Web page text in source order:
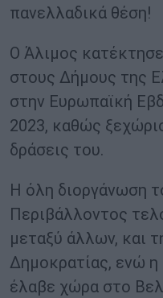
πανελλαδικά θέση!
Ο Άλιμος
στους Δήμους της
στην Ευρωπαϊκή
2023, καθώς
δράσεις του.
Η όλη διοργάνωση
Περιβάλλοντος
μεταξύ άλλων, και
Δημοκρατίας, ενώ
έλαβε χώρα στο